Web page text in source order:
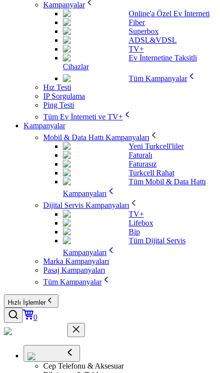
Kampanyalar
Online'a Özel Ev İnterneti
Fiber
Superbox
ADSL&VDSL
TV+
Ev İnternetine Taksitli
Cihazlar
Tüm Kampanyalar
Hız Testi
IP Sorgulama
Ping Testi
Tüm Ev İnterneti ve TV+
Kampanyalar
Mobil & Data Hattı Kampanyaları
Yeni Turkcell'liler
Faturalı
Faturasız
Turkcell Rahat
Tüm Mobil & Data Hattı
Kampanyaları
Dijital Servis Kampanyaları
TV+
Lifebox
Bip
Tüm Dijital Servis
Kampanyaları
Marka Kampanyaları
Pasaj Kampanyaları
Tüm Kampanyalar
Hızlı İşlemler
0
Cep Telefonu & Aksesuar